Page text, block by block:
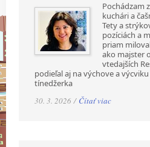
Pochádzam
kuchári a
Tety a
pozíciách a
priam
ako majster
vtedajších
podieľal aj na výchove a
tínedžerka
30. 3. 2026 / Čítať viac